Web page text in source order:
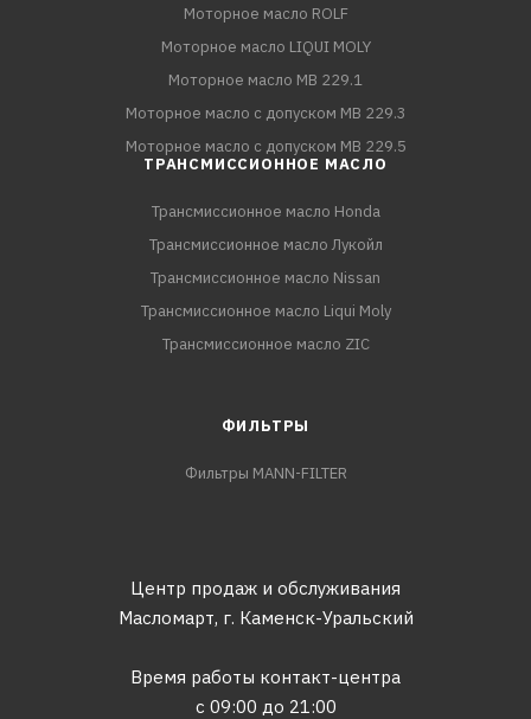
Моторное масло ROLF
Моторное масло LIQUI MOLY
Моторное масло MB 229.1
Моторное масло с допуском MB 229.3
Моторное масло с допуском MB 229.5
ТРАНСМИССИОННОЕ МАСЛО
Трансмиссионное масло Honda
Трансмиссионное масло Лукойл
Трансмиссионное масло Nissan
Трансмиссионное масло Liqui Moly
Трансмиссионное масло ZIC
ФИЛЬТРЫ
Фильтры MANN-FILTER
Центр продаж и обслуживания
Масломарт, г. Каменск-Уральский
Время работы контакт-центра
с 09:00 до 21:00